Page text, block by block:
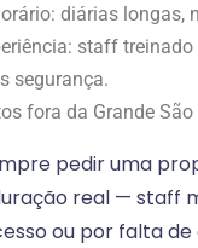
diárias
staff
segurança.
fora da Grande
pedir uma
real — staff
ou por falta de